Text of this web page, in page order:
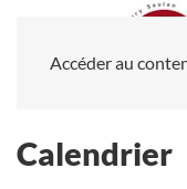
Accéder au
Calendrier